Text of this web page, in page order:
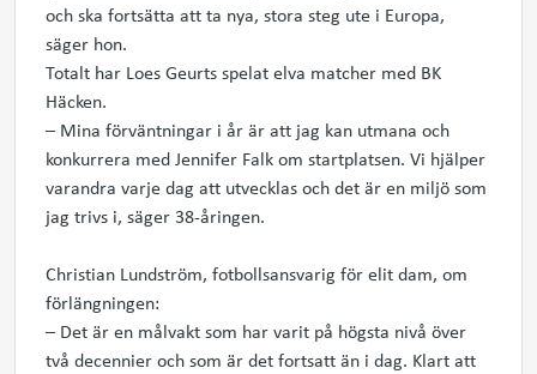
och ska fortsätta att ta nya, stora steg ute i Europa,
säger hon.
Totalt har Loes Geurts spelat elva matcher med BK
Häcken.
– Mina förväntningar i år är att jag kan utmana och
konkurrera med Jennifer Falk om startplatsen. Vi hjälper
varandra varje dag att utvecklas och det är en miljö som
jag trivs i, säger 38-åringen.
Christian Lundström, fotbollsansvarig för elit dam, om
förlängningen:
– Det är en målvakt som har varit på högsta nivå över
två decennier och som är det fortsatt än i dag. Klart att